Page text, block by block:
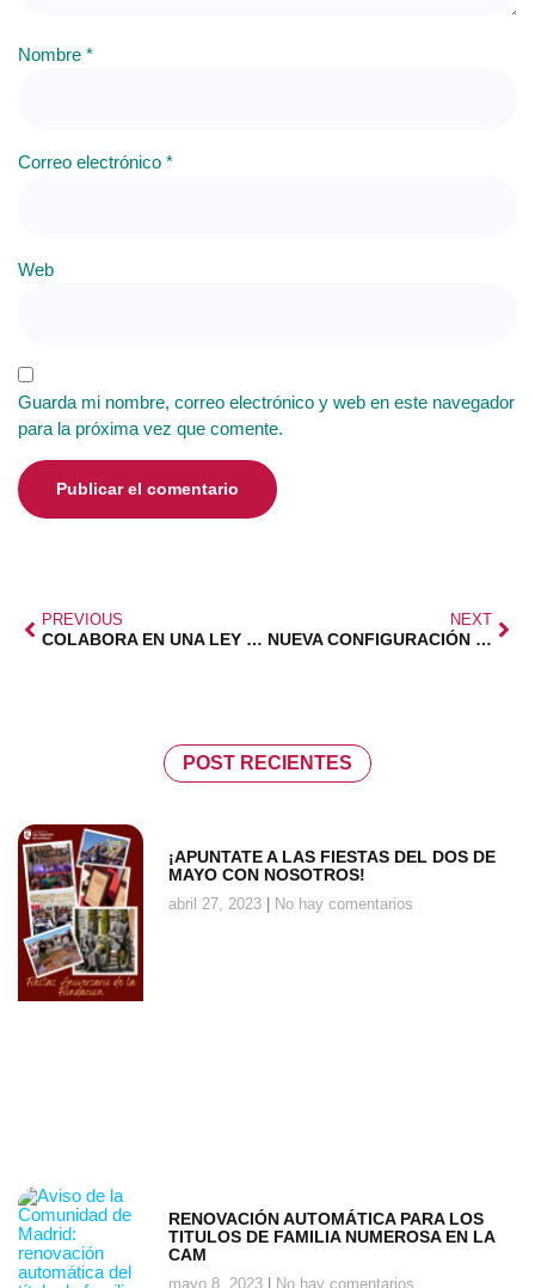
Nombre *
Correo electrónico *
Web
Guarda mi nombre, correo electrónico y web en este navegador
para la próxima vez que comente.
PREVIOUS
COLABORA EN UNA LEY DE FAMILIAS NUMEROSAS
NEXT
NUEVA CONFIGURACIÓN DEL EQUIPO DE GOBIERNO
POST RECIENTES
¡APUNTATE A LAS FIESTAS DEL DOS DE
MAYO CON NOSOTROS!
abril 27, 2023 No hay comentarios
RENOVACIÓN AUTOMÁTICA PARA LOS
TITULOS DE FAMILIA NUMEROSA EN LA
CAM
mayo 8, 2023 No hay comentarios